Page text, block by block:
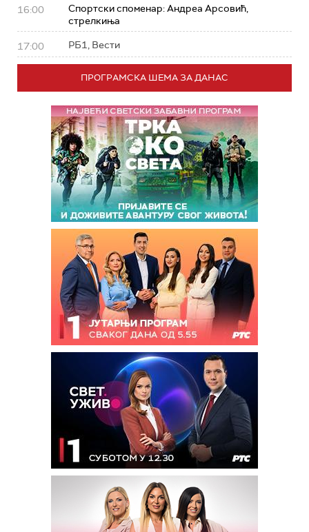
16:00
Спортски споменар: Андреа Арсовић,
стрелкиња
17:00 РБ1, Вести
ПРОГРАМСКА ШЕМА ЗА ДАНАС